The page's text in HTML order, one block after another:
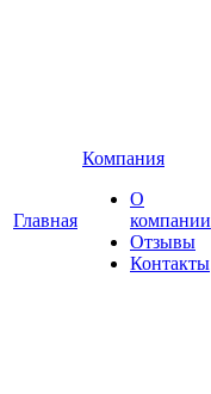
Главная
Компания
О
компании
Отзывы
Контакты